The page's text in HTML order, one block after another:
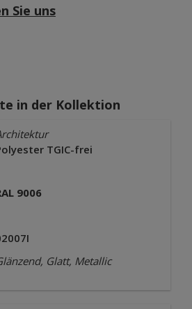
Sie uns
in der Kollektion
TGIC-frei
9006
Glatt, Metallic